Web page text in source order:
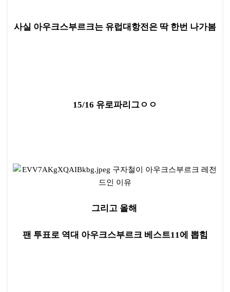
사실 아우크스부르크는 유럽대항전은 딱 한번 나가봄
15/16 유로파리그ㅇㅇ
그리고 올해
팬 투표로 역대 아우크스부르크 베스트11에 뽑힘